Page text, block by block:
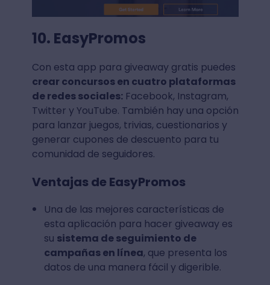
10. EasyPromos
Con esta app para giveaway gratis puedes
crear concursos en cuatro plataformas
de redes sociales:Facebook, Instagram,
Twitter y YouTube. También hay una opción
para lanzar juegos, trivias, cuestionarios y
generar cupones de descuento para tu
comunidad de seguidores.
Ventajas de EasyPromos
Una de las mejores características de
esta aplicación para hacer giveaway es
su sistema de seguimiento de
campañas en línea, que presenta los
datos de una manera fácil y digerible.